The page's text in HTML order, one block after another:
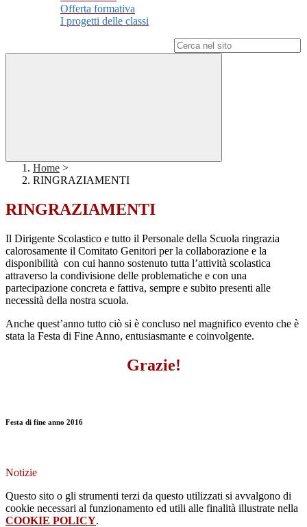
Offerta formativa
I progetti delle classi
Home >
RINGRAZIAMENTI
RINGRAZIAMENTI
Il Dirigente Scolastico e tutto il Personale della Scuola ringrazia
calorosamente il Comitato Genitori per la collaborazione e la
disponibilità con cui hanno sostenuto tutta l’attività scolastica
attraverso la condivisione delle problematiche e con una
partecipazione concreta e fattiva, sempre e subito presenti alle
necessità della nostra scuola.
Anche quest’anno tutto ciò si è concluso nel magnifico evento che è
stata la Festa di Fine Anno, entusiasmante e coinvolgente.
Grazie!
Festa di fine anno 2016
Notizie
Questo sito o gli strumenti terzi da questo utilizzati si avvalgono di
cookie necessari al funzionamento ed utili alle finalità illustrate nella
COOKIE POLICY.